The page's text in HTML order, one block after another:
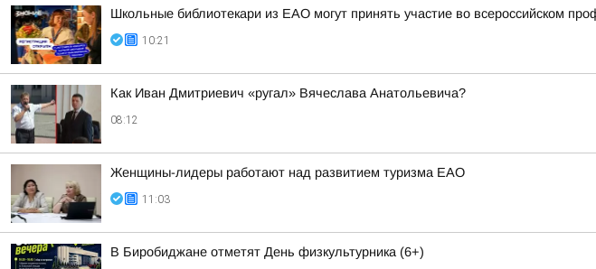
Школьные библиотекари из ЕАО могут принять участие во всероссийском
10:21
Как Иван Дмитриевич «ругал» Вячеслава Анатольевича?
08:12
Женщины-лидеры работают над развитием туризма ЕАО
11:03
В Биробиджане отметят День физкультурника (6+)